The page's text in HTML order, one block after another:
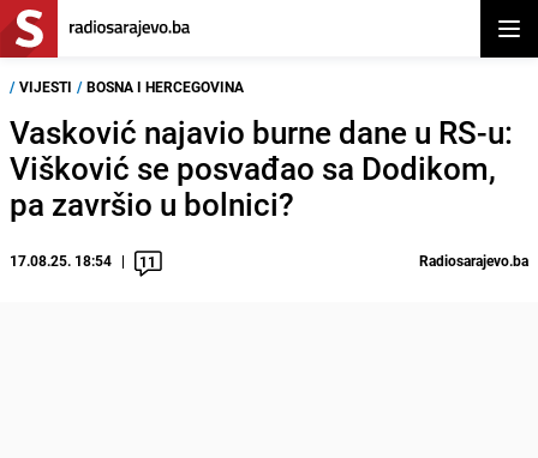
/ VIJESTI / BOSNA I HERCEGOVINA
Vasković najavio burne dane u RS-u:
Višković se posvađao sa Dodikom,
pa završio u bolnici?
17.08.25. 18:54 11 Radiosarajevo.ba